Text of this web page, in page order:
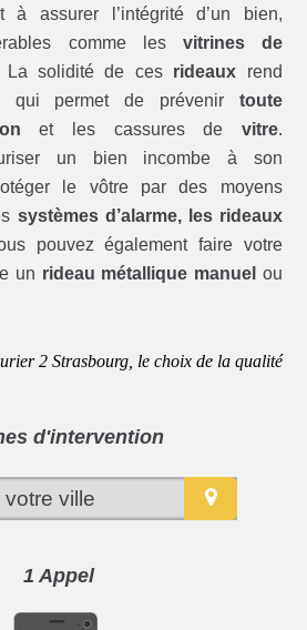
à assurer l’intégrité d’un bien,
comme les vitrines de
La solidité de ces rideaux rend
qui permet de prévenir toute
et les cassures de vitre.
un bien incombe à son
le vôtre par des moyens
systèmes d’alarme, les rideaux
pouvez également faire votre
un rideau métallique manuel ou
2 Strasbourg, le choix de la qualité
d'intervention
1 Appel